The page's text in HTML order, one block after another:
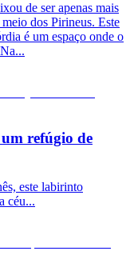
de ser apenas mais
dos Pirineus. Este
é um espaço onde o
refúgio de
este labirinto
céu...